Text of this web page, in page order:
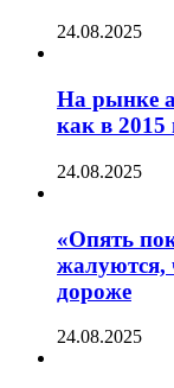
24.08.2025
На рынке
как в 2015
24.08.2025
«Опять
жалуются,
дороже
24.08.2025